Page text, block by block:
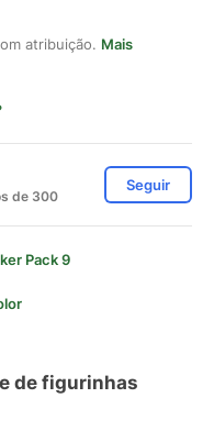
atribuição. Mais
de 300
Seguir
Pack 9
de figurinhas